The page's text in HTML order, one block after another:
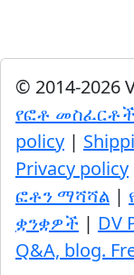
© 2014-2026
የፎቶ መስፈርቶች
policy |
Privacy policy
ፎቶን ማሻሻል |
ቋንቋዎች | DV
Q&A, blog.